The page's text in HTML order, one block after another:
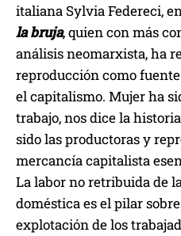
italiana Sylvia Federeci,
la bruja,quien con más
análisis neomarxista, ha
reproducción como
el capitalismo. Mujer ha
trabajo, nos dice la
sido las productoras y
mercancía capitalista
La labor no retribuida de
doméstica es el pilar
explotación de los